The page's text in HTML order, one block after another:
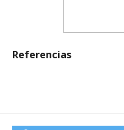
Referencias